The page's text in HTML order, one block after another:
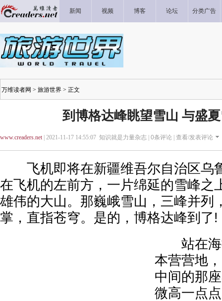
新闻 视频 博客 论坛 分类广告
万维读者网 > 旅游世界 > 正文
到博格达峰眺望雪山 与盛
www.creaders.net| 2021-11-17 14:55:07 知识就是力量杂志 | 0条评论 | 查看/发表评论
飞机即将在新疆维吾尔自治区乌
在飞机的左前方，一片绵延的雪峰之
雄伟的大山。那巍峨雪山，三峰并列
掌，直指苍穹。是的，博格达峰到了!
站在海
本营营地
中间的那
微高一点